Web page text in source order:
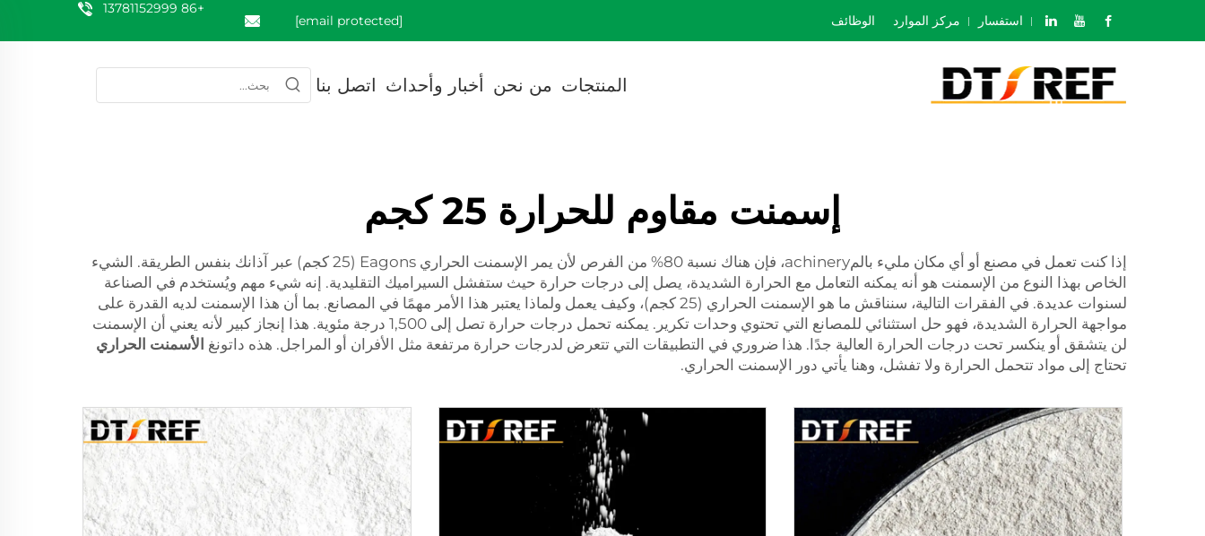
+86 13781152999
[email protected] استفسار مركز الموارد الوظائف
المنتجات من نحن أخبار وأحداث اتصل بنا
إسمنت مقاوم للحرارة 25 كجم
إذا كنت تعمل في مصنع أو أي مكان مليء بالمachinery، فإن هناك نسبة 80% من الفرص لأن يمر الإسمنت الحراري Eagons (25 كجم) عبر آذانك بنفس الطريقة. الشيء
الخاص بهذا النوع من الإسمنت هو أنه يمكنه التعامل مع الحرارة الشديدة، يصل إلى درجات حرارة حيث ستفشل السيراميك التقليدية. إنه شيء مهم ويُستخدم في الصناعة
لسنوات عديدة. في الفقرات التالية، سنناقش ما هو الإسمنت الحراري (25 كجم)، وكيف يعمل ولماذا يعتبر هذا الأمر مهمًا في المصانع. بما أن هذا الإسمنت لديه القدرة على
مواجهة الحرارة الشديدة، فهو حل استثنائي للمصانع التي تحتوي وحدات تكرير. يمكنه تحمل درجات حرارة تصل إلى 1,500 درجة مئوية. هذا إنجاز كبير لأنه يعني أن الإسمنت
لن يتشقق أو ينكسر تحت درجات الحرارة العالية جدًا. هذا ضروري في التطبيقات التي تتعرض لدرجات حرارة مرتفعة مثل الأفران أو المراجل. هذه داتونغ الأسمنت الحراري
تحتاج إلى مواد تتحمل الحرارة ولا تفشل، وهنا يأتي دور الإسمنت الحراري.